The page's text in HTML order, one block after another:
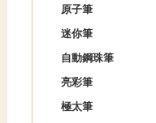
原子筆
迷你筆
自動鋼珠筆
亮彩筆
極太筆